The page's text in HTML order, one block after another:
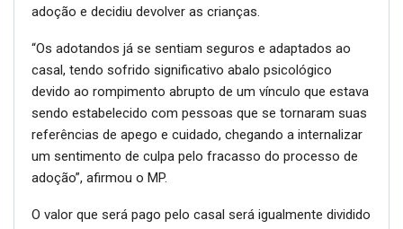
adoção e decidiu devolver as crianças.
“Os adotandos já se sentiam seguros e adaptados ao
casal, tendo sofrido significativo abalo psicológico
devido ao rompimento abrupto de um vínculo que estava
sendo estabelecido com pessoas que se tornaram suas
referências de apego e cuidado, chegando a internalizar
um sentimento de culpa pelo fracasso do processo de
adoção”, afirmou o MP.
O valor que será pago pelo casal será igualmente dividido